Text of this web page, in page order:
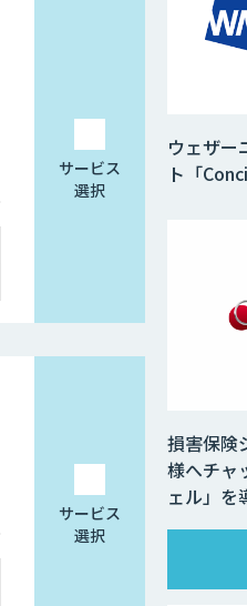
サービス
選択
サービス
選択
ウェザー
ト「
損害保険
様へチャ
ェル」を